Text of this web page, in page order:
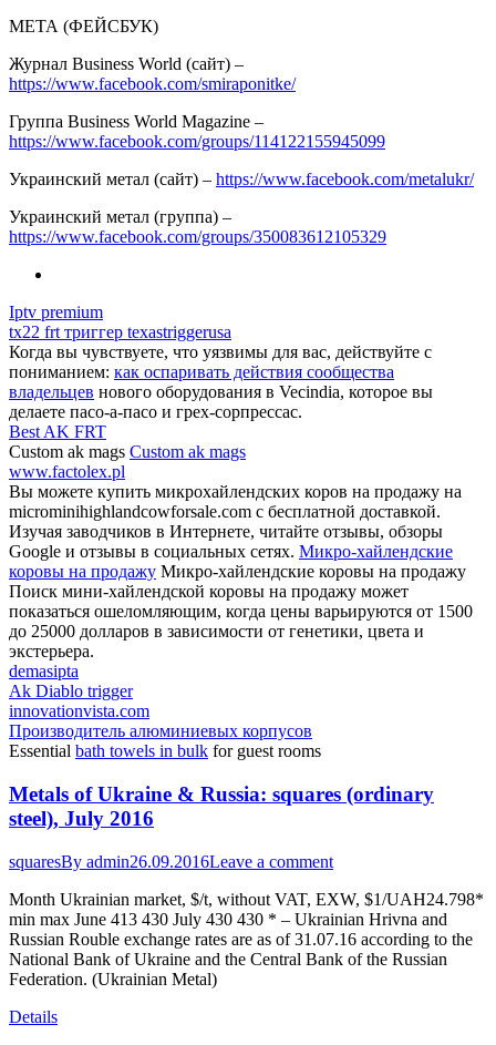
МЕТА (ФЕЙСБУК)
Журнал Business World (сайт) –
https://www.facebook.com/smiraponitke/
Группа Business World Magazine –
https://www.facebook.com/groups/114122155945099
Украинский метал (сайт) – https://www.facebook.com/metalukr/
Украинский метал (группа) –
https://www.facebook.com/groups/350083612105329
Iptv premium
tx22 frt триггер texastriggerusa
Когда вы чувствуете, что уязвимы для вас, действуйте с
пониманием: как оспаривать действия сообщества
владельцев нового оборудования в Vecindia, которое вы
делаете пасо-а-пасо и грех-сорпрессас.
Best AK FRT
Custom ak mags Custom ak mags
www.factolex.pl
Вы можете купить микрохайлендских коров на продажу на
microminihighlandcowforsale.com с бесплатной доставкой.
Изучая заводчиков в Интернете, читайте отзывы, обзоры
Google и отзывы в социальных сетях. Микро-хайлендские
коровы на продажу Микро-хайлендские коровы на продажу
Поиск мини-хайлендской коровы на продажу может
показаться ошеломляющим, когда цены варьируются от 1500
до 25000 долларов в зависимости от генетики, цвета и
экстерьера.
demasipta
Ak Diablo trigger
innovationvista.com
Производитель алюминиевых корпусов
Essential bath towels in bulk for guest rooms
Metals of Ukraine & Russia: squares (ordinary
steel), July 2016
squaresBy admin26.09.2016Leave a comment
Month Ukrainian market, $/t, without VAT, EXW, $1/UAH24.798*
min max June 413 430 July 430 430 * – Ukrainian Hrivna and
Russian Rouble exchange rates are as of 31.07.16 according to the
National Bank of Ukraine and the Central Bank of the Russian
Federation. (Ukrainian Metal)
Details